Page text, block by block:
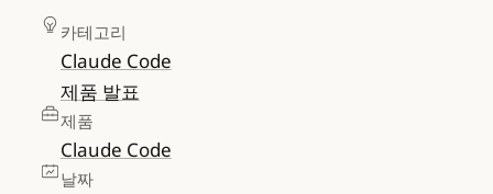
카테고리
Claude Code
제품 발표
제품
Claude Code
날짜